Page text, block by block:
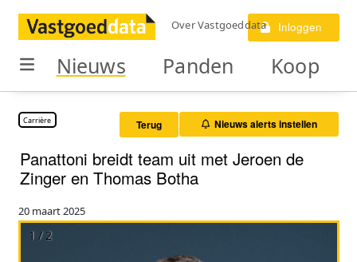
Over Vastgoeddata Inloggen
Nieuws Panden Koop
Carrière Terug Nieuws alerts instellen
Panattoni breidt team uit met Jeroen de
Zinger en Thomas Botha
20 maart 2025
1 / 2